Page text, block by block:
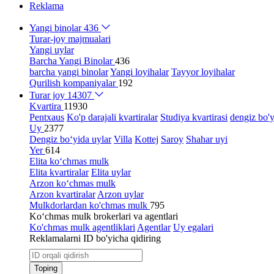
Reklama
Yangi binolar436
Turar-joy majmualari
Yangi uylar
Barcha Yangi Binolar436
barcha yangi binolarYangi loyihalar Tayyor loyihalar
Qurilish kompaniyalar 192
Turar joy 14307
Kvartira 11930
Pentxaus Ko'p darajali kvartiralar Studiya kvartirasi dengiz
Uy 2377
Dengiz bo‘yida uylar Villa Kottej Saroy Shahar uyi
Yer614
Elita ko‘chmas mulk
Elita kvartiralar Elita uylar
Arzon ko‘chmas mulk
Arzon kvartiralar Arzon uylar
Mulkdorlardan ko'chmas mulk 795
Ko‘chmas mulk brokerlari va agentlari
Ko'chmas mulk agentliklari Agentlar Uy egalari
Reklamalarni ID bo'yicha qidiring
Toping